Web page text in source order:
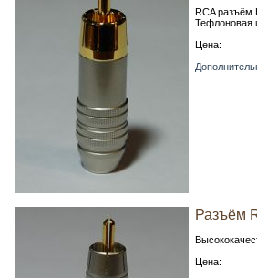
RCA разъём
Тефлоновая
Цена:
Разъём
Цена: